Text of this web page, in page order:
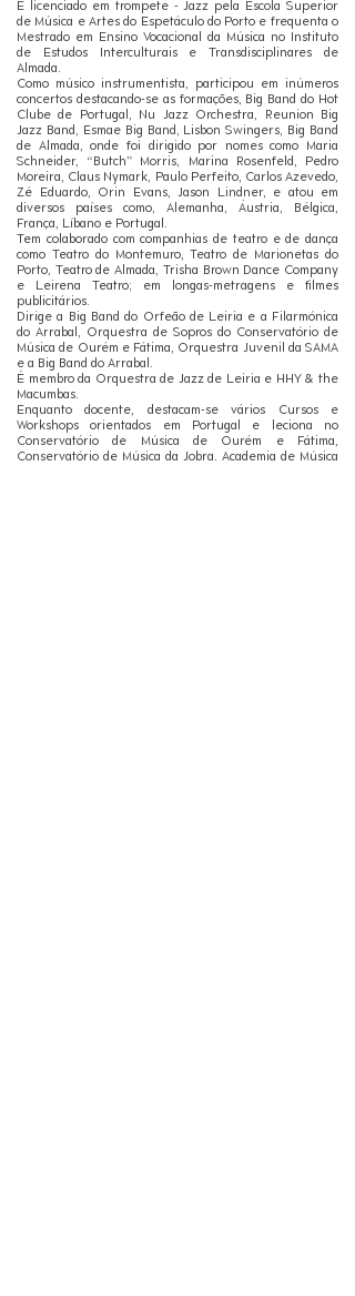
É licenciado em trompete - Jazz pela Escola Superior
de Música e Artes do Espetáculo do Porto e frequenta o
Mestrado em Ensino Vocacional da Música no Instituto
de Estudos Interculturais e Transdisciplinares de
Almada.
Como músico instrumentista, participou em inúmeros
concertos destacando-se as formações, Big Band do Hot
Clube de Portugal, Nu Jazz Orchestra, Reunion Big
Jazz Band, Esmae Big Band, Lisbon Swingers, Big Band
de Almada, onde foi dirigido por nomes como Maria
Schneider, “Butch” Morris, Marina Rosenfeld, Pedro
Moreira, Claus Nymark, Paulo Perfeito, Carlos Azevedo,
Zé Eduardo, Orin Evans, Jason Lindner, e atou em
diversos países como, Alemanha, Áustria, Bélgica,
França, Líbano e Portugal.
Tem colaborado com companhias de teatro e de dança
como Teatro do Montemuro, Teatro de Marionetas do
Porto, Teatro de Almada, Trisha Brown Dance Company
e Leirena Teatro; em longas-metragens e filmes
publicitários.
Dirige a Big Band do Orfeão de Leiria e a Filarmónica
do Arrabal, Orquestra de Sopros do Conservatório de
Música de Ourém e Fátima, Orquestra Juvenil da SAMA
e a Big Band do Arrabal.
É membro da Orquestra de Jazz de Leiria e HHY & the
Macumbas.
Enquanto docente, destacam-se vários Cursos e
Workshops orientados em Portugal e leciona no
Conservatório de Música de Ourém e Fátima,
Conservatório de Música da Jobra, Academia de Música